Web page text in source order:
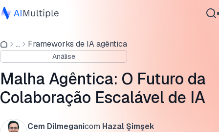
IA Agêntica
Segurança cibernética
Dados
Software Empresarial
Serviços
... Frameworks de IA agêntica
Análise
Malha Agêntica: O Futuro da
Colaboração Escalável de IA
Cem Dilmeganicom Hazal Şimşek
Apresentando a arquitetura de malha agêntica
prática?
Por que isso importa?
Casos de uso de malha agêntica